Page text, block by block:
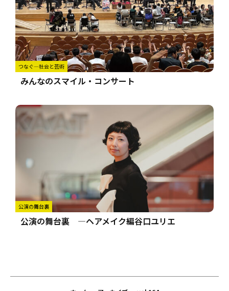
つなぐ―社会と芸術
みんなのスマイル・コンサート
公演の舞台裏
公演の舞台裏 ―ヘアメイク編谷口ユリエ